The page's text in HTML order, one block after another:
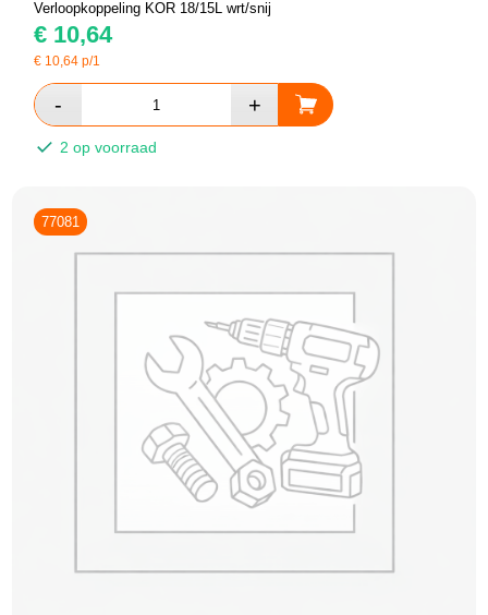
Verloopkoppeling KOR 18/15L wrt/snij
€ 10,64
€ 10,64 p/1
2 op voorraad
77081